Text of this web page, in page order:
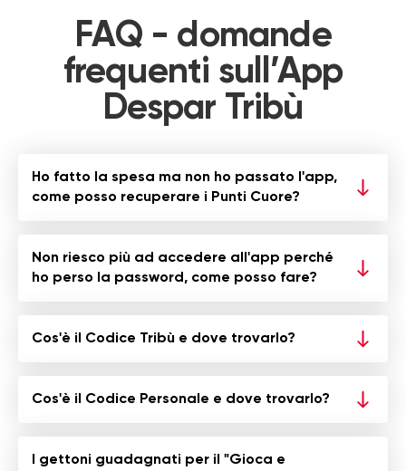
FAQ - domande
frequenti sull’App
Despar Tribù
Ho fatto la spesa ma non ho passato l'app,
come posso recuperare i Punti Cuore?
Non riesco più ad accedere all'app perché
ho perso la password, come posso fare?
Cos'è il Codice Tribù e dove trovarlo?
Cos'è il Codice Personale e dove trovarlo?
I gettoni guadagnati per il "Gioca e